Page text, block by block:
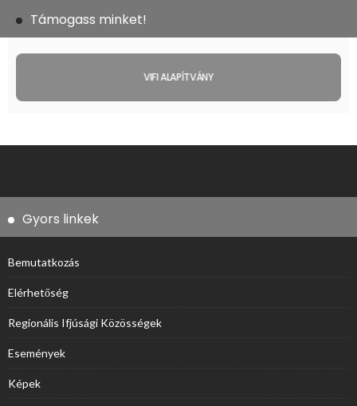
Támogass minket!
VIFI ALAPÍTVÁNY
Gyors linkek
Bemutatkozás
Elérhetőség
Regionális Ifjúsági Közösségek
Események
Képek